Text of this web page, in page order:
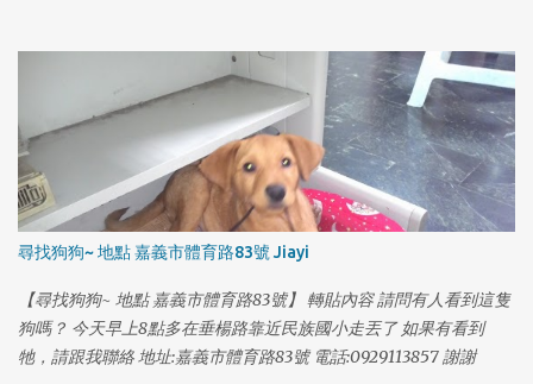
尋找狗狗~ 地點 嘉義市體育路83號 Jiayi
【尋找狗狗~ 地點 嘉義市體育路83號】 轉貼內容 請問有人看到這隻
狗嗎？ 今天早上8點多在垂楊路靠近民族國小走丟了 如果有看到
牠，請跟我聯絡 地址:嘉義市體育路83號 電話:0929113857 謝謝